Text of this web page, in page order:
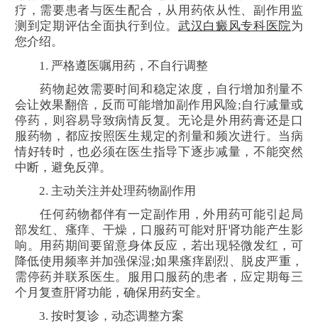
疗，需要患者与医生配合，从用药依从性、副作用监
测到定期评估全面执行到位。 武汉白癜风专科医院为
您介绍。
1. 严格遵医嘱用药，不自行调整
药物起效需要时间和稳定浓度，自行增加剂量不
会让效果翻倍，反而可能增加副作用风险;自行减量或
停药，则容易导致病情反复。无论是外用药膏还是口
服药物，都应按照医生规定的剂量和频次进行。当病
情好转时，也必须在医生指导下逐步减量，不能突然
中断，避免反弹。
2. 主动关注并处理药物副作用
任何药物都伴有一定副作用，外用药可能引起局
部发红、瘙痒、干燥，口服药可能对肝肾功能产生影
响。用药期间要留意身体反应，若出现轻微发红，可
降低使用频率并加强保湿;如果瘙痒剧烈、脱皮严重，
需停药并联系医生。服用口服药的患者，应定期每三
个月复查肝肾功能，确保用药安全。
3. 按时复诊，动态调整方案